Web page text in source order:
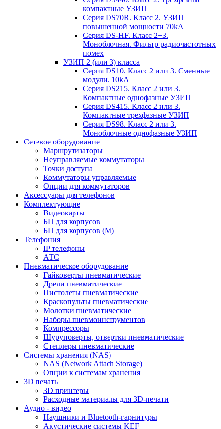
компактные УЗИП
Серия DS70R. Класс 2. УЗИП
повышенной мощности 70kA
Серия DS-HF. Класс 2+3.
Моноблочная. Фильтр радиочастотных
помех
УЗИП 2 (или 3) класса
Серия DS10. Класс 2 или 3. Сменные
модули. 10kA
Серия DS215. Класс 2 или 3.
Компактные однофазные УЗИП
Серия DS415. Класс 2 или 3.
Компактные трехфазные УЗИП
Серия DS98. Класс 2 или 3.
Моноблочные однофазные УЗИП
Сетевое оборудование
Маршрутизаторы
Неуправляемые коммутаторы
Точки доступа
Коммутаторы управляемые
Опции для коммутаторов
Аксессуары для телефонов
Комплектующие
Видеокарты
БП для корпусов
БП для корпусов (М)
Телефония
IP телефоны
АТС
Пневматическое оборудование
Гайковерты пневматические
Дрели пневматические
Пистолеты пневматические
Краскопульты пневматические
Молотки пневматические
Наборы пневмоинструментов
Компрессоры
Шуруповерты, отвертки пневматические
Степлеры пневматические
Cистемы хранения (NAS)
NAS (Network Attach Storage)
Опции к системам хранения
3D печать
3D принтеры
Расходные материалы для 3D-печати
Аудио - видео
Наушники и Bluetooth-гарнитуры
Акустические системы KEF